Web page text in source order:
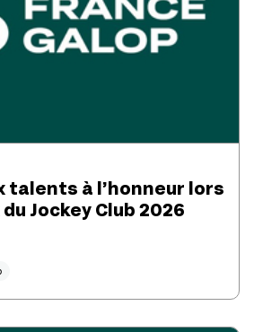
talents à l’honneur lors
Jockey Club 2026